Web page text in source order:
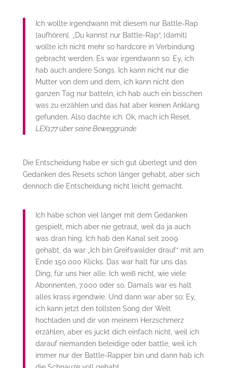
Ich wollte irgendwann mit diesem nur Battle-Rap
[aufhören]. „Du kannst nur Battle-Rap“, [damit]
wollte ich nicht mehr so hardcore in Verbindung
gebracht werden. Es war irgendwann so: Ey, ich
hab auch andere Songs. Ich kann nicht nur die
Mutter von dem und dem, ich kann nicht den
ganzen Tag nur batteln, ich hab auch ein bisschen
was zu erzählen und das hat aber keinen Anklang
gefunden. Also dachte ich: Ok, mach ich Reset.
LEX177 über seine Beweggründe
Die Entscheidung habe er sich gut überlegt und den
Gedanken des Resets schon länger gehabt, aber sich
dennoch die Entscheidung nicht leicht gemacht.
Ich habe schon viel länger mit dem Gedanken
gespielt, mich aber nie getraut, weil da ja auch
was dran hing. Ich hab den Kanal seit 2009
gehabt, da war „Ich bin Greifswalder drauf“ mit am
Ende 150.000 Klicks. Das war halt für uns das
Ding, für uns hier alle. Ich weiß nicht, wie viele
Abonnenten, 7.000 oder so. Damals war es halt
alles krass irgendwie. Und dann war aber so: Ey,
ich kann jetzt den tollsten Song der Welt
hochladen und dir von meinem Herzschmerz
erzählen, aber es juckt dich einfach nicht, weil ich
darauf niemanden beleidige oder battle, weil ich
immer nur der Battle-Rapper bin und dann hab ich